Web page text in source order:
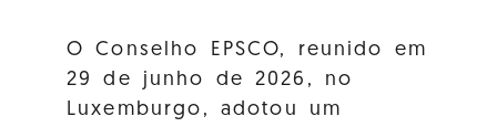
O Conselho EPSCO, reunido em
29 de junho de 2026, no
Luxemburgo, adotou um